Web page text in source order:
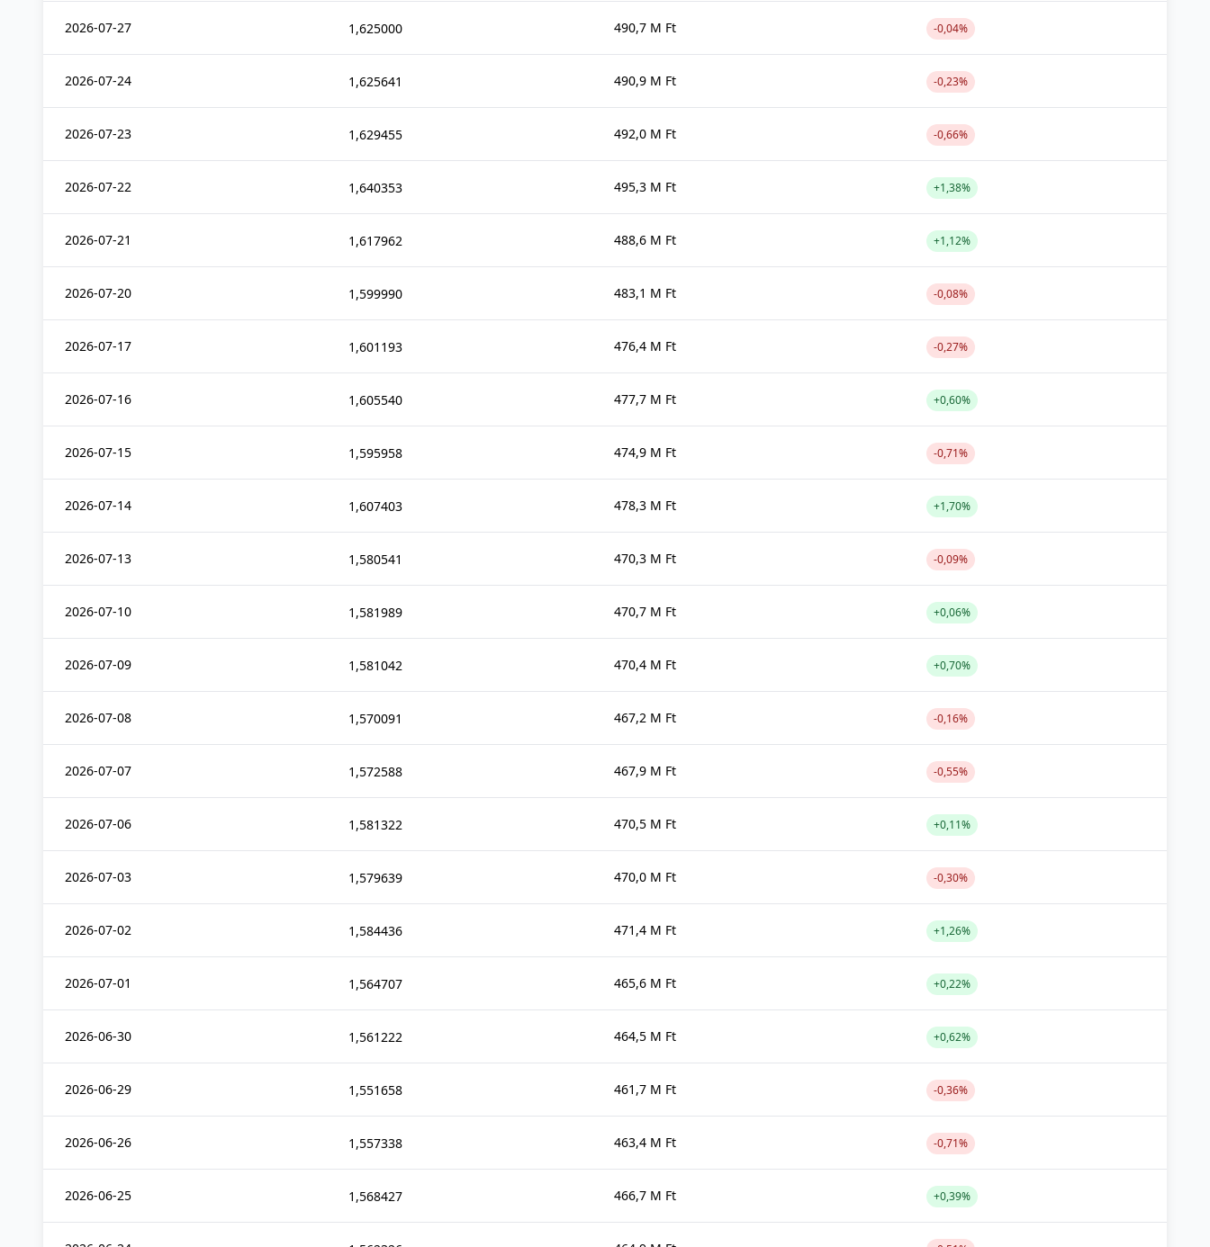
2026-07-27 1,625000 490,7 M Ft -0,04%
2026-07-24 1,625641 490,9 M Ft -0,23%
2026-07-23 1,629455 492,0 M Ft -0,66%
2026-07-22 1,640353 495,3 M Ft +1,38%
2026-07-21 1,617962 488,6 M Ft +1,12%
2026-07-20 1,599990 483,1 M Ft -0,08%
2026-07-17 1,601193 476,4 M Ft -0,27%
2026-07-16 1,605540 477,7 M Ft +0,60%
2026-07-15 1,595958 474,9 M Ft -0,71%
2026-07-14 1,607403 478,3 M Ft +1,70%
2026-07-13 1,580541 470,3 M Ft -0,09%
2026-07-10 1,581989 470,7 M Ft +0,06%
2026-07-09 1,581042 470,4 M Ft +0,70%
2026-07-08 1,570091 467,2 M Ft -0,16%
2026-07-07 1,572588 467,9 M Ft -0,55%
2026-07-06 1,581322 470,5 M Ft +0,11%
2026-07-03 1,579639 470,0 M Ft -0,30%
2026-07-02 1,584436 471,4 M Ft +1,26%
2026-07-01 1,564707 465,6 M Ft +0,22%
2026-06-30 1,561222 464,5 M Ft +0,62%
2026-06-29 1,551658 461,7 M Ft -0,36%
2026-06-26 1,557338 463,4 M Ft -0,71%
2026-06-25 1,568427 466,7 M Ft +0,39%